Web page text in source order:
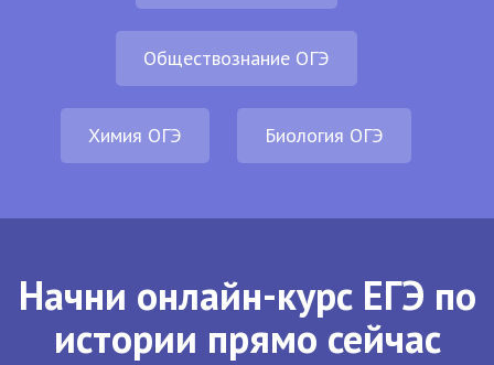
Обществознание ОГЭ
Химия ОГЭ Биология ОГЭ
Начни онлайн-курс ЕГЭ по
истории прямо сейчас